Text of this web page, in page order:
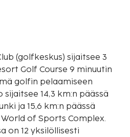
(golfkeskus) sijaitsee 3
Golf Course 9 minuutin
14,3 km:n päässä
ja 15,6 km:n päässä
of Sports Complex.
on 12 yksilöllisesti